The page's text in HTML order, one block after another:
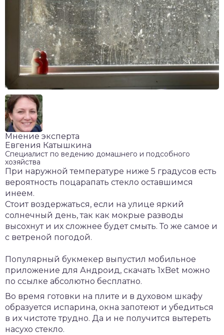
Мнение эксперта
Евгения Катышкина
Специалист по ведению домашнего и подсобного
хозяйства
При наружной температуре ниже 5 градусов есть
вероятность поцарапать стекло оставшимся
инеем.
Стоит воздержаться, если на улице яркий
солнечный день, так как мокрые разводы
высохнут и их сложнее будет смыть. То же самое и
с ветреной погодой.
Популярный букмекер выпустил мобильное
приложение для Андроид, скачать 1xBet можно
по ссылке абсолютно бесплатно.
Во время готовки на плите и в духовом шкафу
образуется испарина, окна запотеют и убедиться
в их чистоте трудно. Да и не получится вытереть
насухо стекло.